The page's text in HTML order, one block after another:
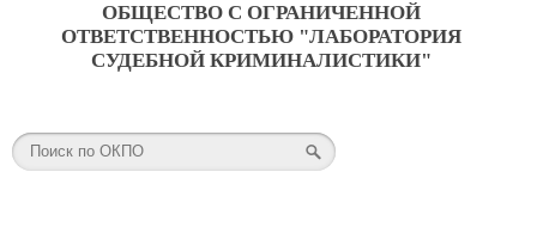
ОБЩЕСТВО С ОГРАНИЧЕННОЙ
ОТВЕТСТВЕННОСТЬЮ "ЛАБОРАТОРИЯ
СУДЕБНОЙ КРИМИНАЛИСТИКИ"